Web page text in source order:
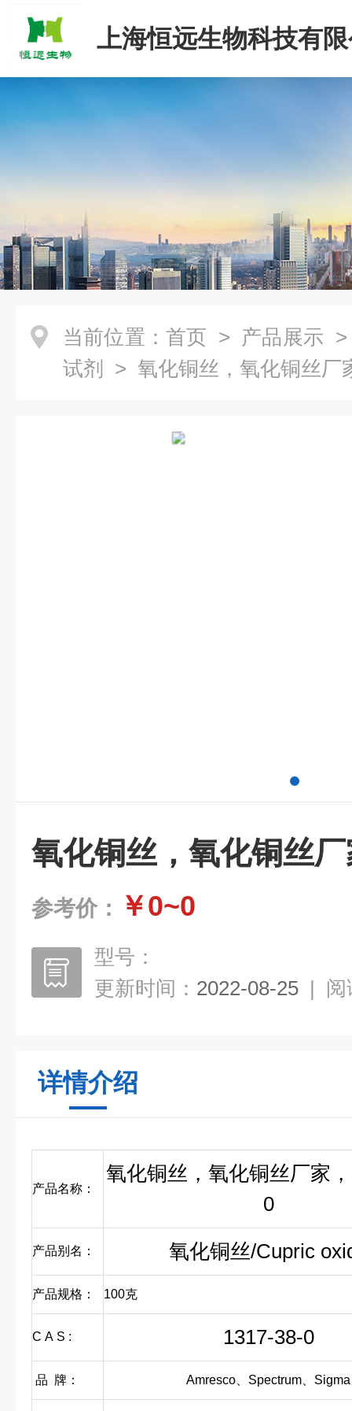
上海恒远生物科技有
当前位置： 首页 > 产品展示
试剂
> 氧化铜丝，氧化铜丝厂
氧化铜丝，氧化铜丝
参考价： ￥0~0
型号：
更新时间： 2022-08-25 | 阅
详情介绍
产品名称：
氧化铜丝，氧化铜丝厂家
0
产品别名： 氧化铜丝/Cupric
产品规格： 100克
C A S : 1317-38-0
品 牌： Amresco、Spectrum、Sigma